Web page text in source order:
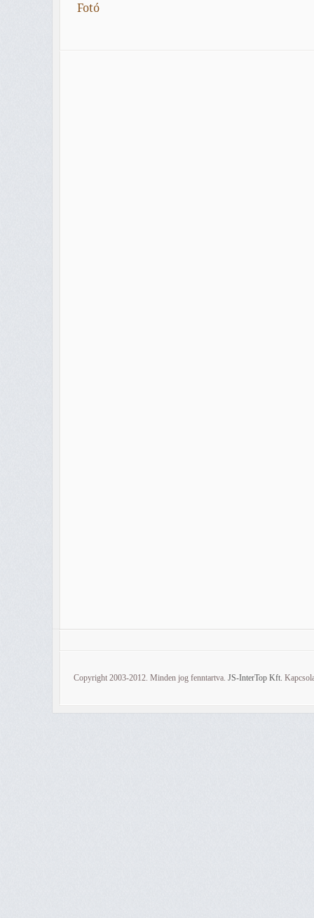
Fotó
Copyright 2003-2012. Minden jog fenntartva. JS-InterTop Kft.